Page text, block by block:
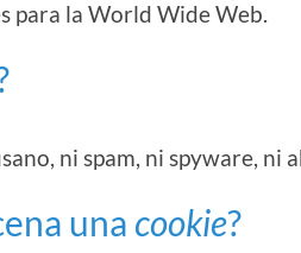
para la World Wide Web.
ni spam, ni spyware, ni
una cookie?